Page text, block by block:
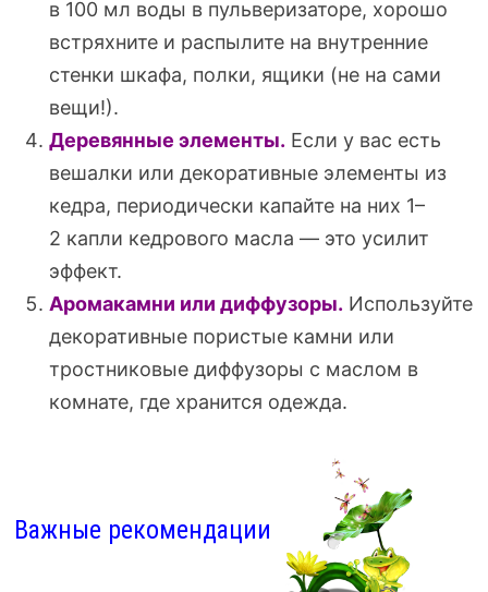
в 100 мл воды в пульверизаторе, хорошо
встряхните и распылите на внутренние
стенки шкафа, полки, ящики (не на сами
вещи!).
Деревянные элементы. Если у вас есть
вешалки или декоративные элементы из
кедра, периодически капайте на них 1–
2 капли кедрового масла — это усилит
эффект.
Аромакамни или диффузоры. Используйте
декоративные пористые камни или
тростниковые диффузоры с маслом в
комнате, где хранится одежда.
Важные рекомендации